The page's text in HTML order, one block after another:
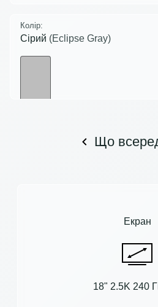
Колір:
Сірий (Eclipse Gray)
Що
Екран
18" 2.5K 240